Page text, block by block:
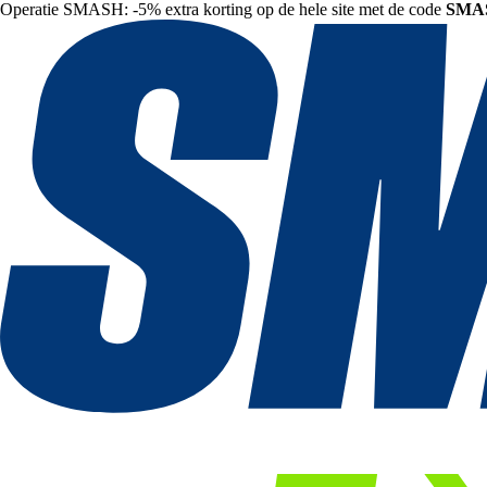
Operatie SMASH: -5% extra korting op de hele site met de code